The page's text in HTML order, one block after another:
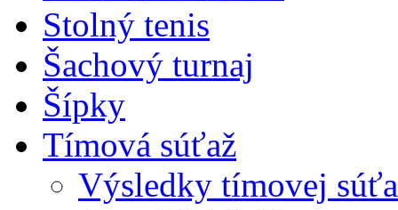
Stolný tenis
Šachový turnaj
Šípky
Tímová súťaž
Výsledky tímovej